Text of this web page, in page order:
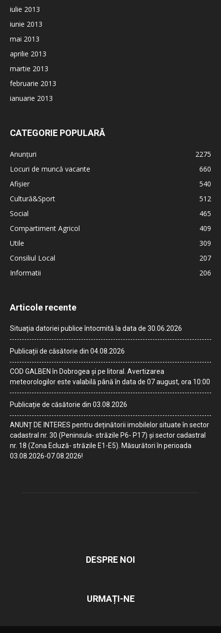
iulie 2013
iunie 2013
mai 2013
aprilie 2013
martie 2013
februarie 2013
ianuarie 2013
CATEGORIE POPULARĂ
Anunțuri
2275
Locuri de muncă vacante
660
Afișier
540
Cultură&Sport
512
Social
465
Compartiment Agricol
409
Utile
309
Consiliul Local
207
Informatii
206
Articole recente
Situația datoriei publice întocmită la data de 30.06.2026
Publicații de căsătorie din 04.08.2026
COD GALBEN în Dobrogea și pe litoral. Avertizarea
meteorologilor este valabilă până în data de 07 august, ora 10:00
Publicație de căsătorie din 03.08.2026
ANUNȚ DE INTERES pentru deținătorii imobilelor situate în sector
cadastral nr. 30 (Peninsula- străzile P6- P17) și sector cadastral
nr. 18 (Zona Ecluză- străzile E1-E5). Măsurători în perioada
03.08.2026-07.08.2026!
DESPRE NOI
URMAȚI-NE